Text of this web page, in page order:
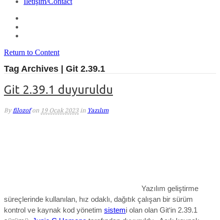
Return to Content
Tag Archives | Git 2.39.1
Git 2.39.1 duyuruldu
By filozof on 19 Ocak 2023 in Yazılım
Yazılım geliştirme
süreçlerinde kullanılan, hız odaklı, dağıtık çalışan bir sürüm
kontrol ve kaynak kod yönetim sistemi olan olan Git‘in 2.39.1